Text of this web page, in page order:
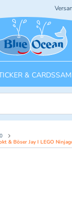
& CARDS
& Böser Jay I LEGO